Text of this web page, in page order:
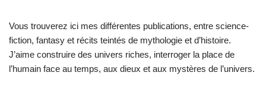
Vous trouverez ici mes différentes publications, entre science-
fiction, fantasy et récits teintés de mythologie et d’histoire.
J’aime construire des univers riches, interroger la place de
l’humain face au temps, aux dieux et aux mystères de l’univers.